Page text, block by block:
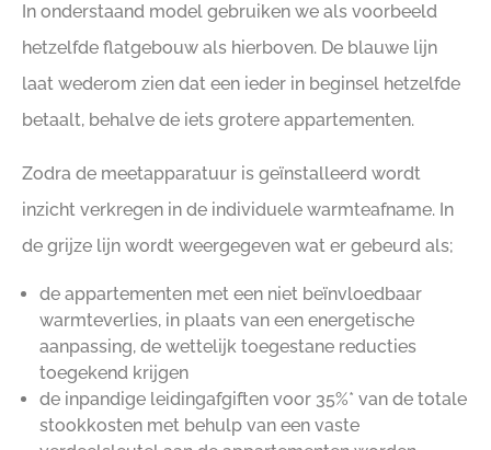
In onderstaand model gebruiken we als voorbeeld
hetzelfde flatgebouw als hierboven. De blauwe lijn
laat wederom zien dat een ieder in beginsel hetzelfde
betaalt, behalve de iets grotere appartementen.
Zodra de meetapparatuur is geïnstalleerd wordt
inzicht verkregen in de individuele warmteafname. In
de grijze lijn wordt weergegeven wat er gebeurd als;
de appartementen met een niet beïnvloedbaar
warmteverlies, in plaats van een energetische
aanpassing, de wettelijk toegestane reducties
toegekend krijgen
de inpandige leidingafgiften voor 35%* van de totale
stookkosten met behulp van een vaste